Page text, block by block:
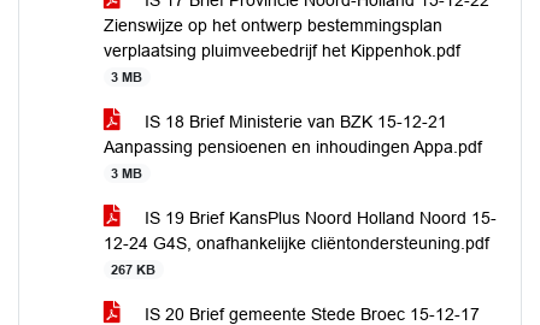
Zienswijze op het ontwerp bestemmingsplan
verplaatsing pluimveebedrijf het Kippenhok.pdf
3 MB
IS 18 Brief Ministerie van BZK 15-12-21
Aanpassing pensioenen en inhoudingen Appa.pdf
3 MB
IS 19 Brief KansPlus Noord Holland Noord 15-
12-24 G4S, onafhankelijke cliëntondersteuning.pdf
267 KB
IS 20 Brief gemeente Stede Broec 15-12-17